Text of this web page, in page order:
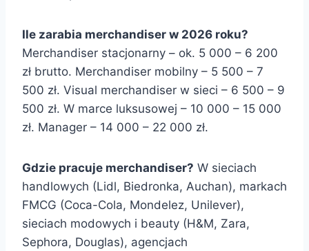
Ile zarabia merchandiser w 2026 roku?
Merchandiser stacjonarny – ok. 5 000 – 6 200
zł brutto. Merchandiser mobilny – 5 500 – 7
500 zł. Visual merchandiser w sieci – 6 500 – 9
500 zł. W marce luksusowej – 10 000 – 15 000
zł. Manager – 14 000 – 22 000 zł.
Gdzie pracuje merchandiser? W sieciach
handlowych (Lidl, Biedronka, Auchan), markach
FMCG (Coca-Cola, Mondelez, Unilever),
sieciach modowych i beauty (H&M, Zara,
Sephora, Douglas), agencjach